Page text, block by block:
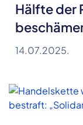
Hälfte der
14.07.2025.